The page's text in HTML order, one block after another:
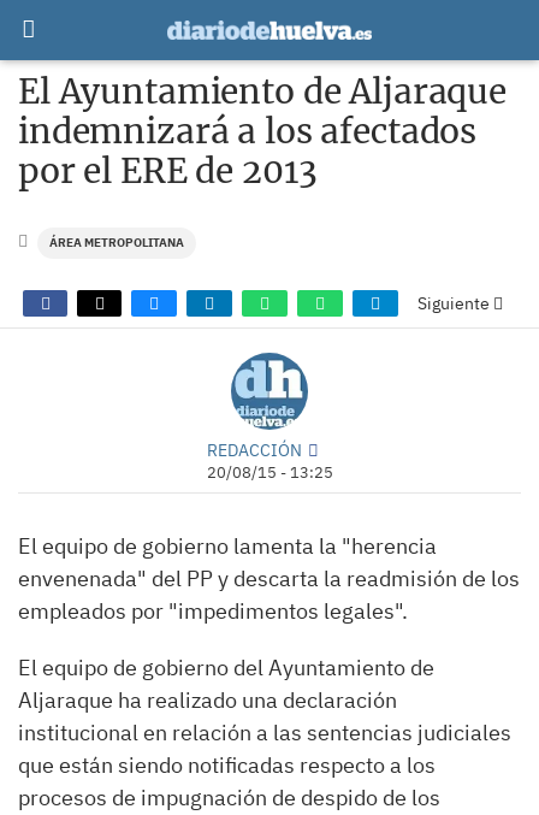
El Ayuntamiento de Aljaraque
indemnizará a los afectados
por el ERE de 2013
ÁREA METROPOLITANA
Siguiente
REDACCIÓN
20/08/15 - 13:25
El equipo de gobierno lamenta la "herencia
envenenada" del PP y descarta la readmisión de los
empleados por "impedimentos legales".
El equipo de gobierno del Ayuntamiento de
Aljaraque ha realizado una declaración
institucional en relación a las sentencias judiciales
que están siendo notificadas respecto a los
procesos de impugnación de despido de los